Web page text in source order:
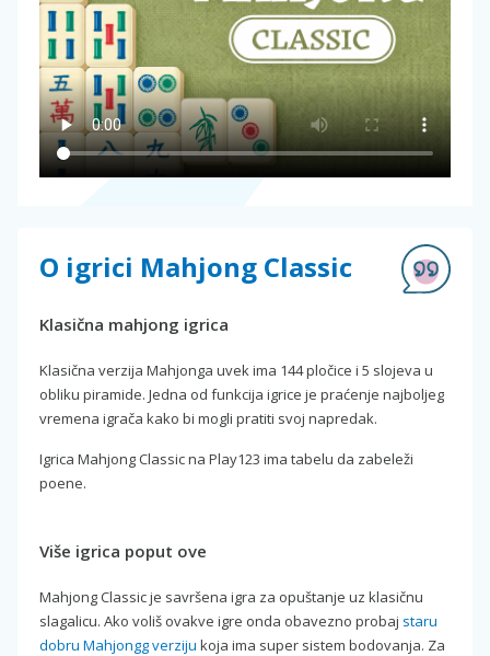
O igrici Mahjong Classic
Klasična mahjong igrica
Klasična verzija Mahjonga uvek ima 144 pločice i 5 slojeva u
obliku piramide. Jedna od funkcija igrice je praćenje najboljeg
vremena igrača kako bi mogli pratiti svoj napredak.
Igrica Mahjong Classic na Play123 ima tabelu da zabeleži
poene.
Više igrica poput ove
Mahjong Classic je savršena igra za opuštanje uz klasičnu
slagalicu. Ako voliš ovakve igre onda obavezno probaj staru
dobru Mahjongg verziju koja ima super sistem bodovanja. Za